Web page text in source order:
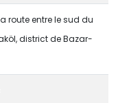
route entre le sud du
district de Bazar-